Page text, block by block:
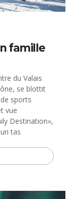
famille
du Valais
se blottit
sports
vue
Destination»,
tas
de
seuls, pendant